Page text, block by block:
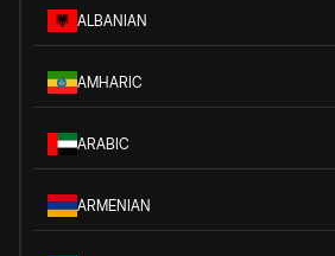
ALBANIAN
AMHARIC
ARABIC
ARMENIAN